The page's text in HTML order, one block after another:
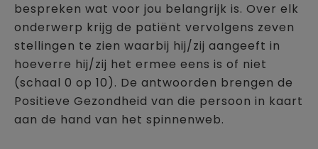
bespreken wat voor jou belangrijk is. Over elk
onderwerp krijg de patiënt vervolgens zeven
stellingen te zien waarbij hij/zij aangeeft in
hoeverre hij/zij het ermee eens is of niet
(schaal 0 op 10). De antwoorden brengen de
Positieve Gezondheid van die persoon in kaart
aan de hand van het spinnenweb.